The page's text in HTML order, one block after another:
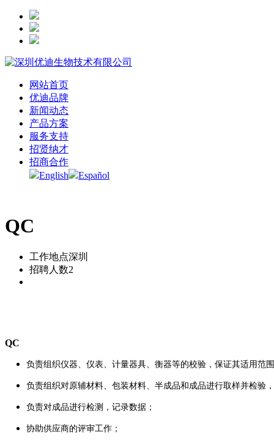
网站首页
优迪品牌
新闻动态
产品方案
服务支持
招贤纳才
招商合作
English
Español
QC
工作地点深圳
招聘人数2
QC
负责组织仪器、仪表、计量器具、衡器等的校验，保证其适用范
负责组织对原辅材料、包装材料、半成品和成品进行取样并检验
负责对成品进行检测，记录数据 ；
协助供应商的评审工作 ；